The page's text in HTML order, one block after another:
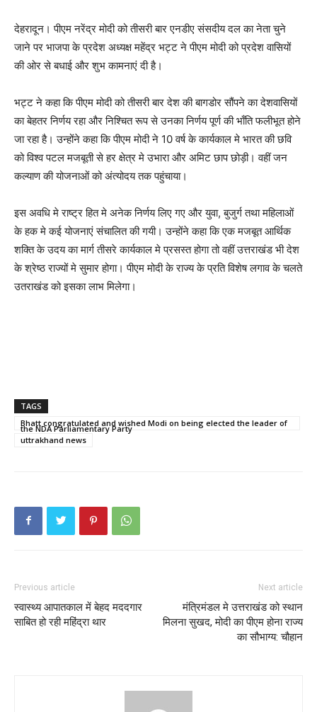
देहरादून। पीएम नरेंद्र मोदी को तीसरी बार एनडीए संसदीय दल का नेता चुने
जाने पर भाजपा के प्रदेश अध्यक्ष महेंद्र भट्ट ने पीएम मोदी को प्रदेश वासियों
की ओर से बधाई और शुभ कामनाएं दी है।
भट्ट ने कहा कि पीएम मोदी को तीसरी बार देश की बागडोर सौंपने का देशवासियों
का बेहतर निर्णय रहा और निश्चित रूप से उनका निर्णय पूर्ण की भाँति फलीभूत होने
जा रहा है। उन्होंने कहा कि पीएम मोदी ने 10 वर्ष के कार्यकाल मे भारत की छवि
को विश्व पटल मजबूती से हर क्षेत्र मे उभारा और अमिट छाप छोड़ी। वहीं जन
कल्याण की योजनाओं को अंत्योदय तक पहुंचाया।
इस अवधि मे राष्ट्र हित मे अनेक निर्णय लिए गए और युवा, बुजुर्ग तथा महिलाओं
के हक मे कई योजनाएं संचालित की गयी। उन्होंने कहा कि एक मजबूत आर्थिक
शक्ति के उदय का मार्ग तीसरे कार्यकाल मे प्रसस्त होगा तो वहीं उत्तराखंड भी देश
के श्रेष्ठ राज्यों मे सुमार होगा। पीएम मोदी के राज्य के प्रति विशेष लगाव के चलते
उतराखंड को इसका लाभ मिलेगा।
TAGS
Bhatt congratulated and wished Modi on being elected the leader of
the NDA Parliamentary Party
uttrakhand news
Previous article
स्वास्थ्य आपातकाल में बेहद मददगार
साबित हो रही महिंद्रा थार
Next article
मंत्रिमंडल मे उत्तराखंड को स्थान
मिलना सुखद, मोदी का पीएम होना राज्य
का सौभाग्य: चौहान